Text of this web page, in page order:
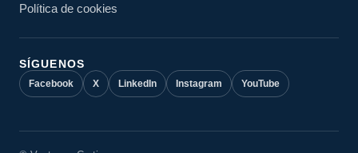
Política de cookies
SÍGUENOS
Facebook X LinkedIn Instagram YouTube